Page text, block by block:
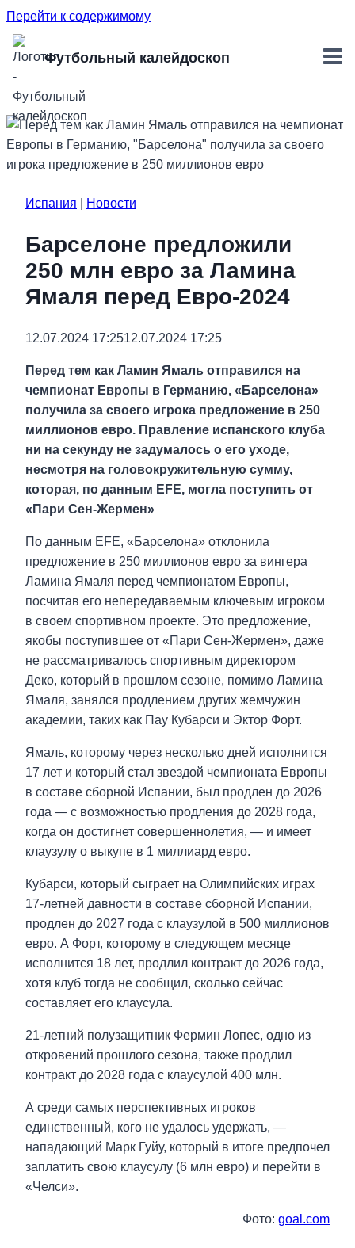
Перейти к содержимому
Футбольный калейдоскоп
Испания Новости
Барселоне предложили
250 млн евро за Ламина
Ямаля перед Евро-2024
12.07.2024 17:2512.07.2024 17:25
Перед тем как Ламин Ямаль отправился на
чемпионат Европы в Германию, «Барселона»
получила за своего игрока предложение в 250
миллионов евро. Правление испанского клуба
ни на секунду не задумалось о его уходе,
несмотря на головокружительную сумму,
которая, по данным EFE, могла поступить от
«Пари Сен-Жермен»
По данным EFE, «Барселона» отклонила
предложение в 250 миллионов евро за вингера
Ламина Ямаля перед чемпионатом Европы,
посчитав его непередаваемым ключевым игроком
в своем спортивном проекте. Это предложение,
якобы поступившее от «Пари Сен-Жермен», даже
не рассматривалось спортивным директором
Деко, который в прошлом сезоне, помимо Ламина
Ямаля, занялся продлением других жемчужин
академии, таких как Пау Кубарси и Эктор Форт.
Ямаль, которому через несколько дней исполнится
17 лет и который стал звездой чемпионата Европы
в составе сборной Испании, был продлен до 2026
года — с возможностью продления до 2028 года,
когда он достигнет совершеннолетия, — и имеет
клаузулу о выкупе в 1 миллиард евро.
Кубарси, который сыграет на Олимпийских играх
17-летней давности в составе сборной Испании,
продлен до 2027 года с клаузулой в 500 миллионов
евро. А Форт, которому в следующем месяце
исполнится 18 лет, продлил контракт до 2026 года,
хотя клуб тогда не сообщил, сколько сейчас
составляет его клаусула.
21-летний полузащитник Фермин Лопес, одно из
откровений прошлого сезона, также продлил
контракт до 2028 года с клаусулой 400 млн.
А среди самых перспективных игроков
единственный, кого не удалось удержать, —
нападающий Марк Гуйу, который в итоге предпочел
заплатить свою клаусулу (6 млн евро) и перейти в
«Челси».
Фото: goal.com